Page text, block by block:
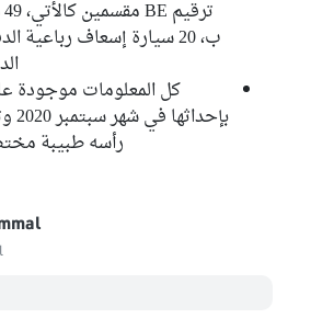
كل المعلومات موجودة
رأسه طبيبة